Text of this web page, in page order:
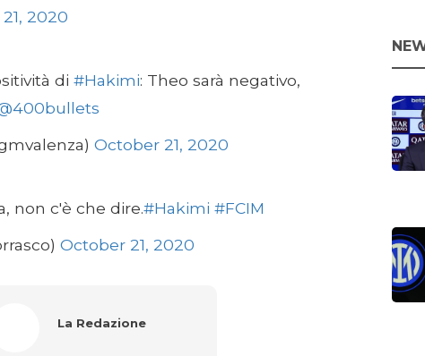
2020
di #Hakimi: Theo sarà negativo,
October 21, 2020
non c'è che dire.#Hakimi #FCIM
October 21, 2020
La Redazione